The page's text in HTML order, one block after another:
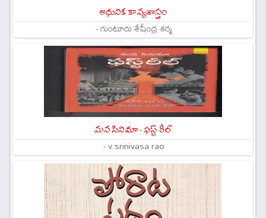
ఆధునిక కావ్యశాస్త్రం
- గుంటూరు శేషేంద్ర శర్మ
మన సినిమా - ఫస్ట్ రీల్
- v.srinivasa rao